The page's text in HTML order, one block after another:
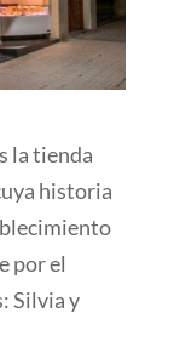
la tienda
historia
por el
Silvia y